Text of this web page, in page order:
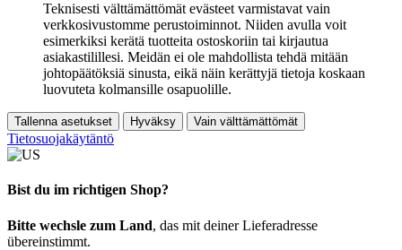
Teknisesti välttämättömät evästeet varmistavat vain
verkkosivustomme perustoiminnot. Niiden avulla voit
esimerkiksi kerätä tuotteita ostoskoriin tai kirjautua
asiakastilillesi. Meidän ei ole mahdollista tehdä mitään
johtopäätöksiä sinusta, eikä näin kerättyjä tietoja koskaan
luovuteta kolmansille osapuolille.
Tallenna asetukset Hyväksy Vain välttämättömät
Tietosuojakäytäntö
Bist du im richtigen Shop?
Bitte wechsle zum Land, das mit deiner Lieferadresse
übereinstimmt.